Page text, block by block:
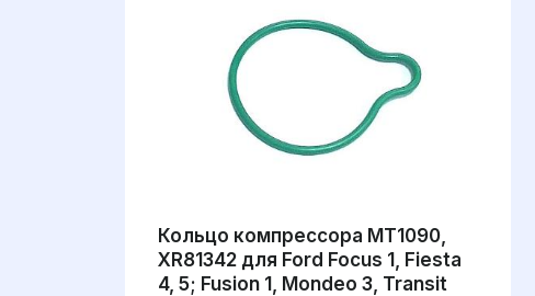
Кольцо компрессора MT1090,
XR81342 для Ford Focus 1, Fiesta
4, 5; Fusion 1, Mondeo 3, Transit